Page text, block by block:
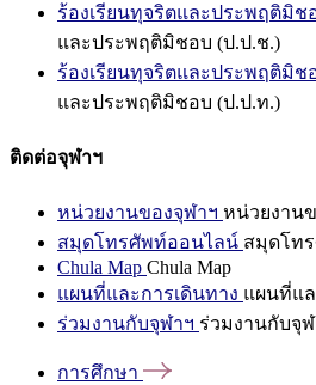
ร้องเรียนทุจริตและประพฤติมิช
และประพฤติมิชอบ (ป.ป.ช.)
ร้องเรียนทุจริตและประพฤติมิช
และประพฤติมิชอบ (ป.ป.ท.)
ติดต่อจุฬาฯ
หน่วยงานของจุฬาฯ หน่วยงาน
สมุดโทรศัพท์ออนไลน์ สมุดโท
Chula Map Chula Map
แผนที่และการเดินทาง แผนที่แ
ร่วมงานกับจุฬาฯ ร่วมงานกับจุ
การศึกษา